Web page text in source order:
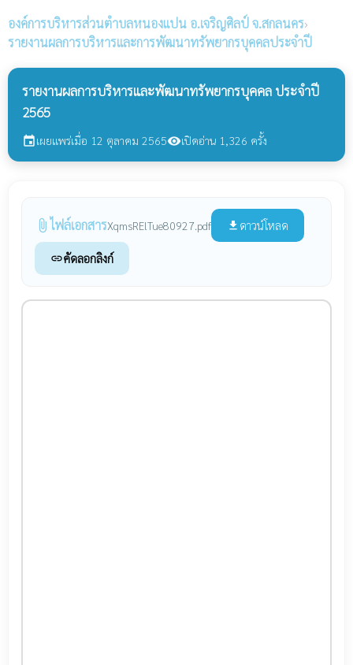
องค์การบริหารส่วนตำบลหนองแปน อ.เจริญศิลป์ จ.สกลนคร›
รายงานผลการบริหารและการพัฒนาทรัพยากรบุคคลประจำปี
รายงานผลการบริหารและพัฒนาทรัพยากรบุคคล ประจำปี
2565
eventเผยแพร่เมื่อ 12 ตุลาคม 2565visibilityเปิดอ่าน 1,326 ครั้ง
attach_file ไฟล์เอกสารXqmsRElTue80927.pdf file_download ดาวน์โหลด
linkคัดลอกลิงก์